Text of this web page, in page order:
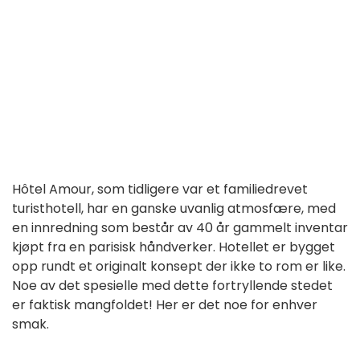
Hôtel Amour, som tidligere var et familiedrevet
turisthotell, har en ganske uvanlig atmosfære, med
en innredning som består av 40 år gammelt inventar
kjøpt fra en parisisk håndverker. Hotellet er bygget
opp rundt et originalt konsept der ikke to rom er like.
Noe av det spesielle med dette fortryllende stedet
er faktisk mangfoldet! Her er det noe for enhver
smak.